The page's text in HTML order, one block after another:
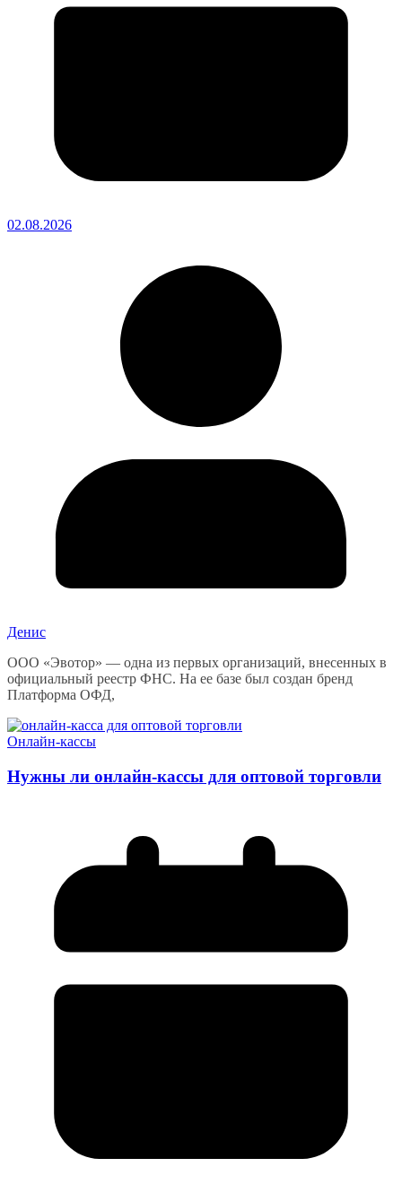
02.08.2026
Денис
ООО «Эвотор» — одна из первых организаций, внесенных в
официальный реестр ФНС. На ее базе был создан бренд
Платформа ОФД,
Онлайн-кассы
Нужны ли онлайн-кассы для оптовой торговли